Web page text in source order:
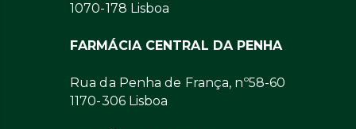
1070-178 Lisboa
FARMÁCIA CENTRAL DA PENHA
Rua da Penha de França, nº58-60
1170-306 Lisboa